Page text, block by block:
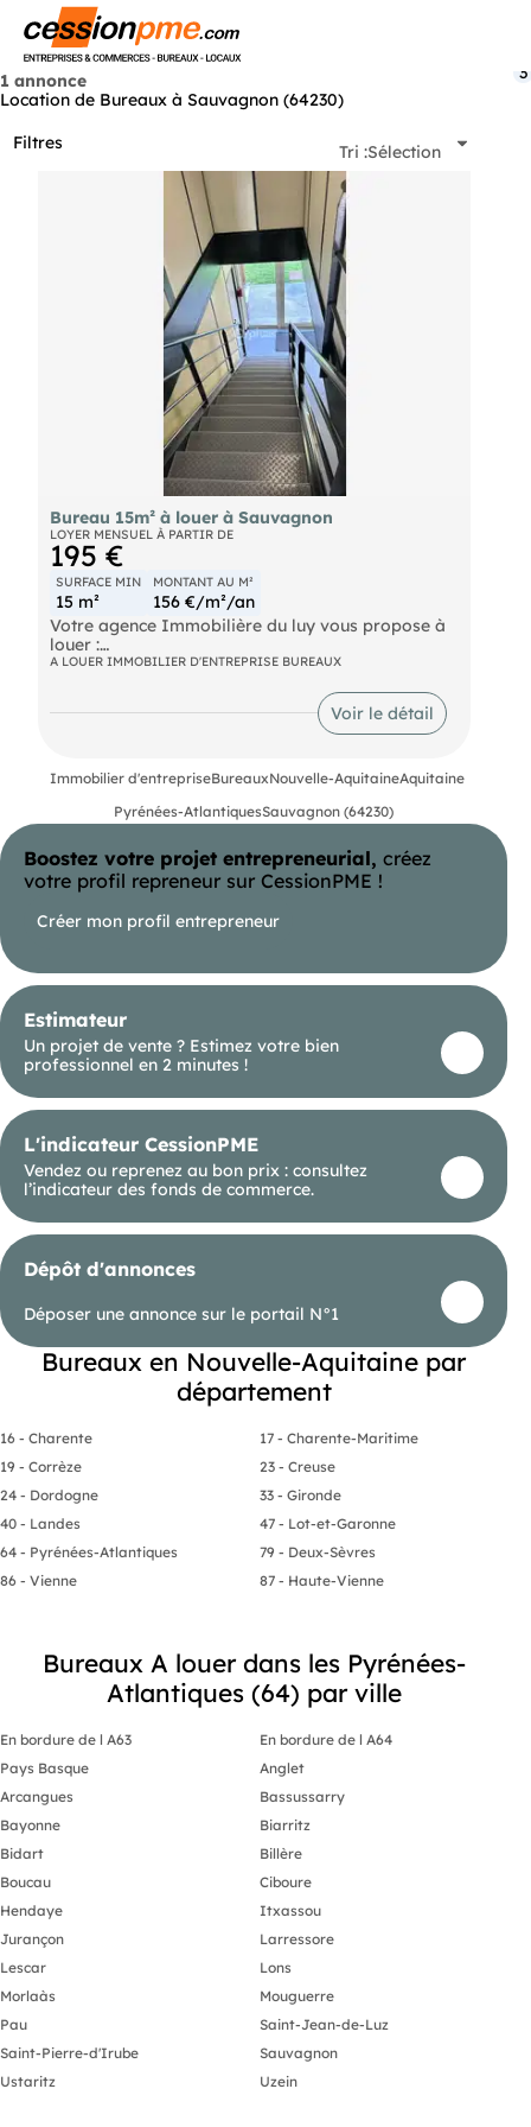
1 annonce
Location de Bureaux à Sauvagnon (64230)
Filtres
3
Tri :Sélection
Bureau 15m² à louer à Sauvagnon
LOYER MENSUEL À PARTIR DE
195 €
SURFACE MIN
15 m²
MONTANT AU M²
156 €/m²/an
Votre agence Immobilière du luy vous propose à
louer :
d'affaires, bureaux à partir de 15m².
4 bureaux disponibles avec Wc et cuisine en
Locaux climatisés.
- Loyer annuel : 2340 € HT
A LOUER IMMOBILIER D'ENTREPRISE BUREAUX
Voir le détail
Immobilier d'entrepriseBureauxNouvelle-AquitaineAquitaine
Pyrénées-AtlantiquesSauvagnon (64230)
Boostez votre projet entrepreneurial, créez
votre profil repreneur sur CessionPME !
Créer mon profil entrepreneur
Estimateur
Un projet de vente ? Estimez votre bien
professionnel en 2 minutes !
L'indicateur CessionPME
Vendez ou reprenez au bon prix : consultez
l’indicateur des fonds de commerce.
Dépôt d'annonces
Déposer une annonce sur le portail N°1
Bureaux en Nouvelle-Aquitaine par
département
16 - Charente
17 - Charente-Maritime
19 - Corrèze
23 - Creuse
24 - Dordogne
33 - Gironde
40 - Landes
47 - Lot-et-Garonne
64 - Pyrénées-Atlantiques
79 - Deux-Sèvres
86 - Vienne
87 - Haute-Vienne
Bureaux A louer dans les Pyrénées-
Atlantiques (64) par ville
En bordure de l A63
En bordure de l A64
Pays Basque
Anglet
Arcangues
Bassussarry
Bayonne
Biarritz
Bidart
Billère
Boucau
Ciboure
Hendaye
Itxassou
Jurançon
Larressore
Lescar
Lons
Morlaàs
Mouguerre
Pau
Saint-Jean-de-Luz
Saint-Pierre-d'Irube
Sauvagnon
Ustaritz
Uzein